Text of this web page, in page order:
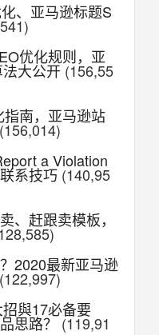
、亚马逊标题S
优化规则，亚
大公开 (156,55
南，亚马逊站
(156,014)
a Violation
系技巧 (140,95
、赶跟卖模板，
2020最新亚马逊
(122,997)
與17必备要
思路？ (119,91